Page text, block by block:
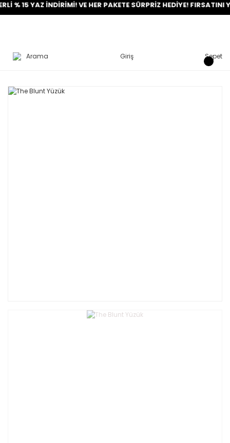
15 YAZ İNDİRİMİ! VE HER PAKETE SÜRPRİZ HEDİYE! FIRSATINI
Arama Giriş Sepet